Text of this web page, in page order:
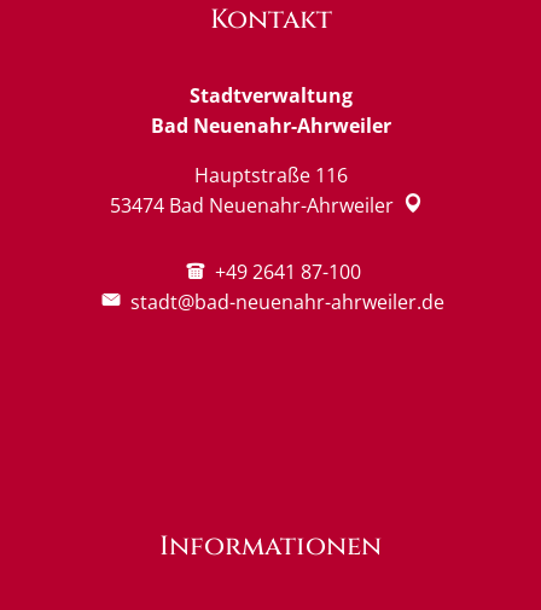
Kontakt
Stadtverwaltung
Bad Neuenahr-Ahrweiler
Hauptstraße 116
53474 Bad Neuenahr-Ahrweiler
+49 2641 87-100
stadt@bad-neuenahr-ahrweiler.de
Informationen